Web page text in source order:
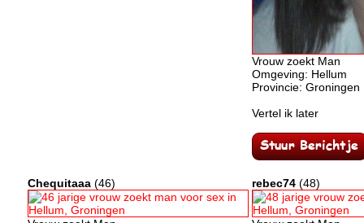
Vrouw zoekt Man
Omgeving: Hellum
Provincie: Groningen
Vertel ik later
Chequitaaa (46) rebec74 (48)